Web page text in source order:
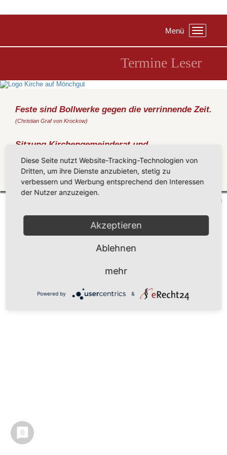
Toggle
Menü
Termine Leser
Feste sind Bollwerke gegen die verrinnende Zeit.
(Christian Graf von Krockow)
Sitzung Kirchengemeinderat und
Ortsausschüsse
Donnerstag, 23.01.2020, 19:00 Uhr, Haus Seeadler Sellin
Zurück
vicon
Diese Seite nutzt Website-Tracking-Technologien von
Dritten, um ihre Dienste anzubieten, stetig zu
verbessern und Werbung entsprechend den Interessen
der Nutzer anzuzeigen.
Akzeptieren
Ablehnen
mehr
Powered by &